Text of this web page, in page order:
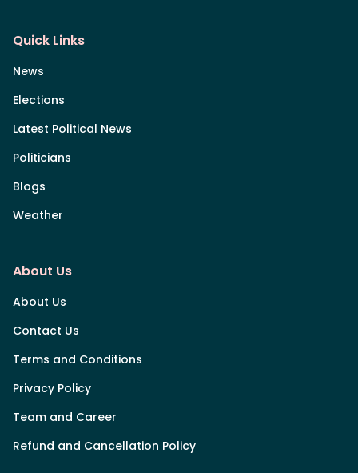
Quick Links
News
Elections
Latest Political News
Politicians
Blogs
Weather
About Us
About Us
Contact Us
Terms and Conditions
Privacy Policy
Team and Career
Refund and Cancellation Policy